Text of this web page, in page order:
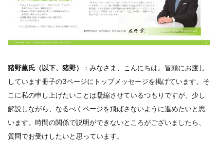
猪野薫氏（以下、猪野）
：みなさま、こんにちは。冒頭にお渡し
しています冊子の3ページにトップメッセージを掲げています。そ
こに私の申し上げたいことは凝縮させているつもりですが、少し
解説しながら、なるべくページを飛ばさないように進めたいと思
います。時間の関係で説明ができないところがございましたら、
質問でお受けしたいと思っています。